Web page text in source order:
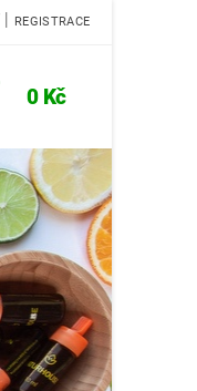
| REGISTRACE
0 Kč